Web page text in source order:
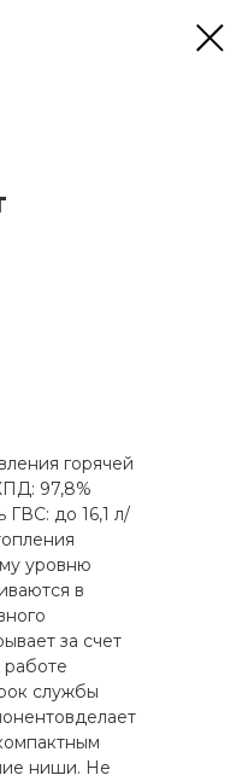
горячей
97,8%
до 16,1 л/
уровню
в
за счет
службы
ниши. Не